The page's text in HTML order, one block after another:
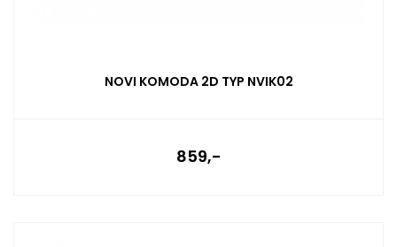
NOVI KOMODA 2D TYP NVIK02
859,-